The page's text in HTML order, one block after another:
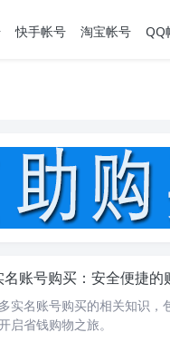
快手帐号 淘宝帐号 QQ
账号购买：安全便捷的
实名账号购买的相关知识，
启省钱购物之旅。